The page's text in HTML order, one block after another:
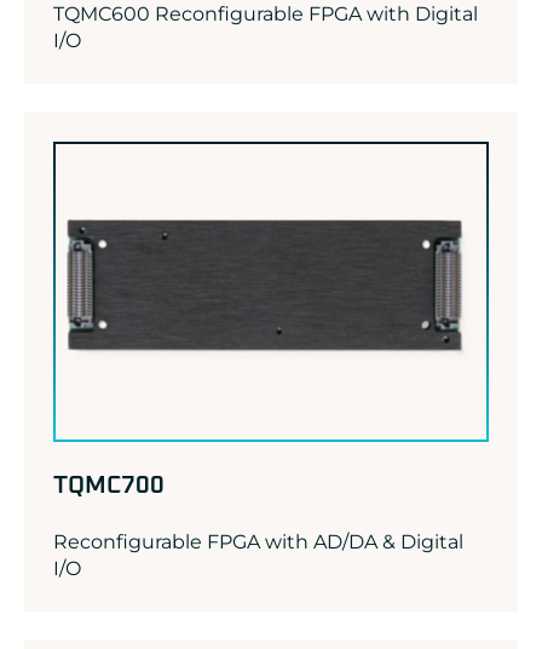
TQMC600 Reconfigurable FPGA with Digital
I/O
TQMC700
Reconfigurable FPGA with AD/DA & Digital
I/O